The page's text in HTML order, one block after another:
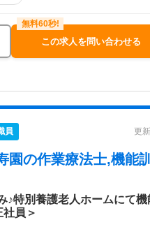
この求人を問い合わせる
員 更
園の作業療法士,機能
♪特別養護老人ホームにて機
員＞